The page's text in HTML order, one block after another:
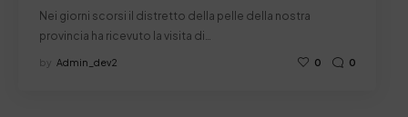
Nei giorni scorsi il distretto della pelle della nostra
provincia ha ricevuto la visita di…
by Admin_dev2 0 0